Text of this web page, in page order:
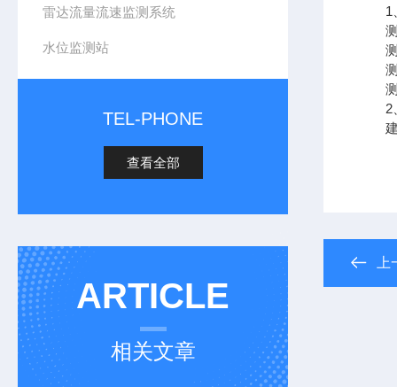
雷达流量流速监测系统
水位监测站
TEL-PHONE
查看全部
ARTICLE
相关文章
1、
测
测
测
测
2、
建